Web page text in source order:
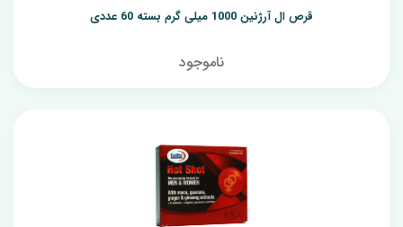
قرص ال آرژنین 1000 میلی گرم بسته 60 عددی
ناموجود